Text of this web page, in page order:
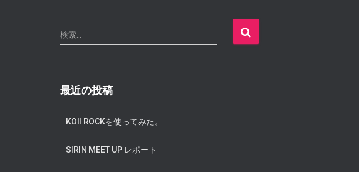
検
索
検索…
最近の投稿
KOII ROCKを使ってみた。
SIRIN MEET UP レポート